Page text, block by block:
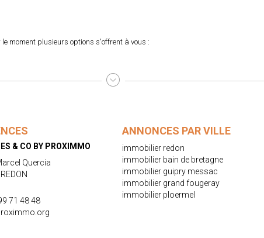
moment plusieurs options s'offrent à vous :
& CO BY PROXIMMO
Quercia
71 48 48
ANNONCES PAR VILLE
immobilier redon
immobilier bain de bretagne
immobilier guipry messac
immobilier grand fougeray
immobilier ploermel